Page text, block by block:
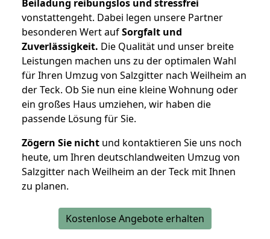
Beiladung reibungslos und stressfrei
vonstattengeht. Dabei legen unsere Partner
besonderen Wert aufSorgfalt und
Zuverlässigkeit. Die Qualität und unser breite
Leistungen machen uns zu der optimalen Wahl
für Ihren Umzug von Salzgitter nach Weilheim an
der Teck. Ob Sie nun eine kleine Wohnung oder
ein großes Haus umziehen, wir haben die
passende Lösung für Sie.
Zögern Sie nicht und kontaktieren Sie uns noch
heute, um Ihren deutschlandweiten Umzug von
Salzgitter nach Weilheim an der Teck mit Ihnen
zu planen.
Kostenlose Angebote erhalten